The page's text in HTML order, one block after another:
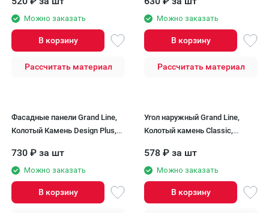
Можно заказать
В корзину
Рассчитать материал
Можно заказать
В корзину
Рассчитать материал
Фасадные панели Grand Line,
Колотый Камень Design Plus,
730 ₽ за шт
Можно заказать
В корзину
Угол наружный Grand Line,
Колотый камень Classic,
578 ₽ за шт
Можно заказать
В корзину